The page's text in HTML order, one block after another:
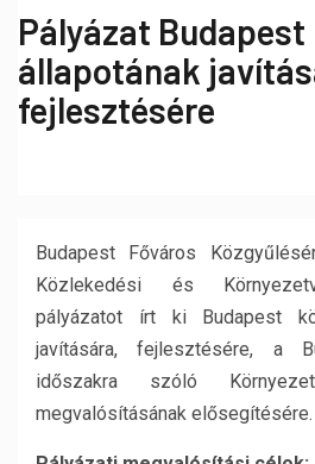
Pályázat
állapotának
fejlesztésére
Budapest Főváros
Közlekedési és
pályázatot írt ki Budapest
javítására, fejlesztésére, a
időszakra szóló
megvalósításának elősegítésére.